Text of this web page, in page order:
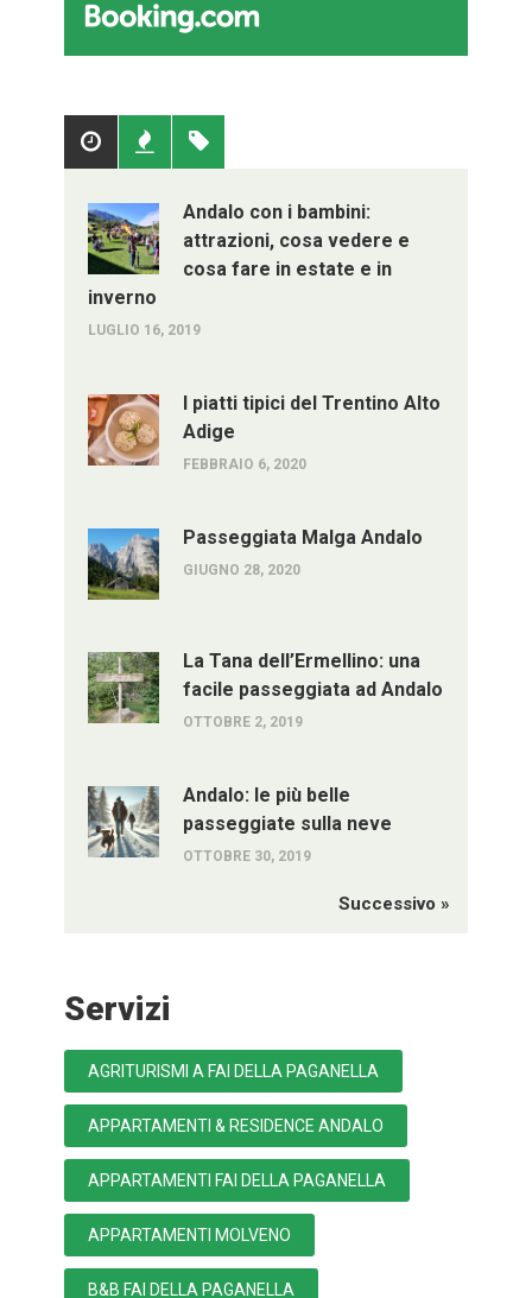
PopolariRecenti
Andalo con i bambini:
attrazioni, cosa vedere e
cosa fare in estate e in
inverno
LUGLIO 16, 2019
I piatti tipici del Trentino Alto
Adige
FEBBRAIO 6, 2020
Passeggiata Malga Andalo
GIUGNO 28, 2020
La Tana dell’Ermellino: una
facile passeggiata ad Andalo
OTTOBRE 2, 2019
Andalo: le più belle
passeggiate sulla neve
OTTOBRE 30, 2019
Successivo »
Servizi
AGRITURISMI A FAI DELLA PAGANELLA
APPARTAMENTI & RESIDENCE ANDALO
APPARTAMENTI FAI DELLA PAGANELLA
APPARTAMENTI MOLVENO
B&B FAI DELLA PAGANELLA